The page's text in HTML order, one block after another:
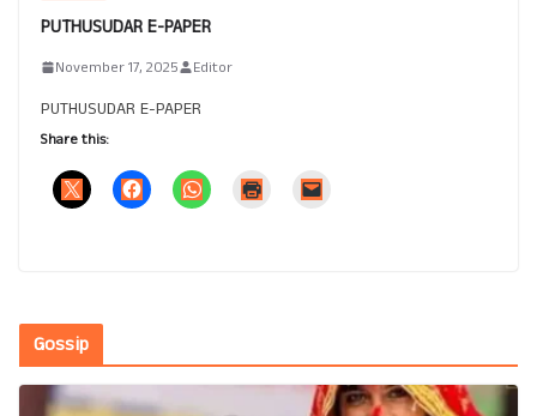
PUTHUSUDAR E-PAPER
November 17, 2025 Editor
PUTHUSUDAR E-PAPER
Share this:
Gossip